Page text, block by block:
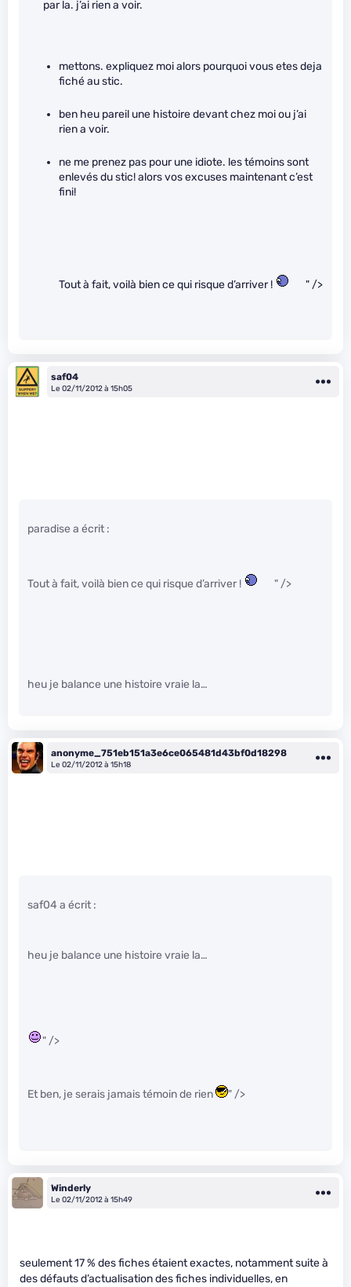
par la. j’ai rien a voir.
mettons. expliquez moi alors pourquoi vous etes deja
fiché au stic.
ben heu pareil une histoire devant chez moi ou j’ai
rien a voir.
ne me prenez pas pour une idiote. les témoins sont
enlevés du stic! alors vos excuses maintenant c’est
fini!
Tout à fait, voilà bien ce qui risque d’arriver ! " />
saf04
Le 02/11/2012 à 15h05
paradise a écrit :
Tout à fait, voilà bien ce qui risque d’arriver ! " />
heu je balance une histoire vraie la…
anonyme_751eb151a3e6ce065481d43bf0d18298
Le 02/11/2012 à 15h18
saf04 a écrit :
heu je balance une histoire vraie la…
" />
Et ben, je serais jamais témoin de rien " />
Winderly
Le 02/11/2012 à 15h49
seulement 17 % des fiches étaient exactes, notamment suite à
des défauts d’actualisation des fiches individuelles, en